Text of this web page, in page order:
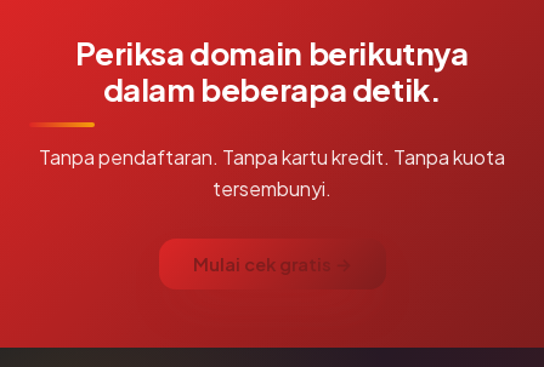
Periksa domain berikutnya
dalam beberapa detik.
Tanpa pendaftaran. Tanpa kartu kredit. Tanpa kuota
tersembunyi.
Mulai cek gratis →